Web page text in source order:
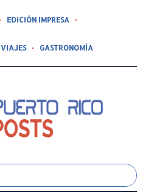
EDICIÓN IMPRESA
VIAJES GASTRONOMÍA